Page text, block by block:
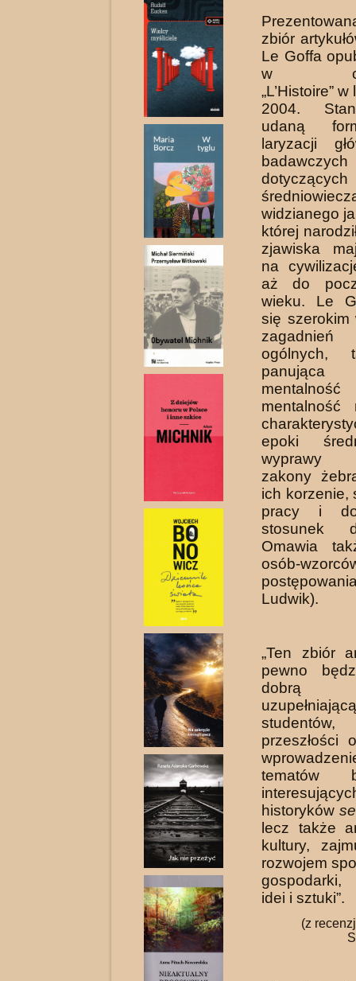
zbiór
Le Goffa
w
„L’Histoire”
2004.
udaną
laryzacji
dotyczących
widzianego
której
zjawiska
na
aż do
wieku. Le
się szerokim
ogólnych,
panująca
epoki
wyprawy
zakony
ich korzenie,
pracy i do
stosunek
Omawia
osób-
Ludwik).
„Ten zbiór
pewno
dobrą
studentów,
przeszłości
tematów
historyków
lecz także
kultury,
rozwojem
gospodarki,
idei i sztuki”.
(z